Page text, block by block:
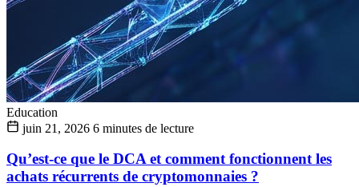
Education
juin 21, 2026 6 minutes de lecture
Qu’est-ce que le DCA et comment fonctionnent les
achats récurrents de cryptomonnaies ?